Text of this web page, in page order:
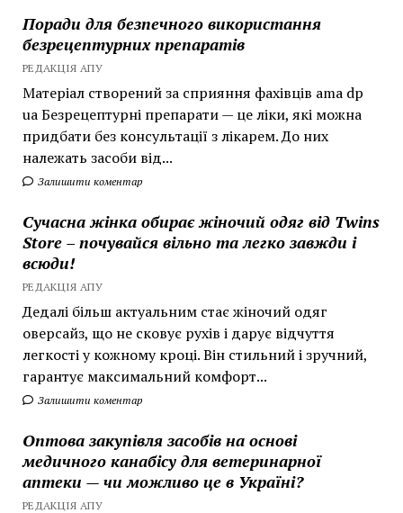
Поради для безпечного використання
безрецептурних препаратів
РЕДАКЦІЯ АПУ
Матеріал створений за сприяння фахівців ama dp
ua Безрецептурні препарати — це ліки, які можна
придбати без консультації з лікарем. До них
належать засоби від...
Залишити коментар
Сучасна жінка обирає жіночий одяг від Twins
Store – почувайся вільно та легко завжди і
всюди!
РЕДАКЦІЯ АПУ
Дедалі більш актуальним стає жіночий одяг
оверсайз, що не сковує рухів і дарує відчуття
легкості у кожному кроці. Він стильний і зручний,
гарантує максимальний комфорт...
Залишити коментар
Оптова закупівля засобів на основі
медичного канабісу для ветеринарної
аптеки — чи можливо це в Україні?
РЕДАКЦІЯ АПУ